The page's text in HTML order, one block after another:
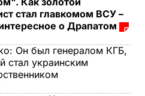
стал главкомом ВСУ –
о Драпатом
Он был генералом КГБ,
стал украинским